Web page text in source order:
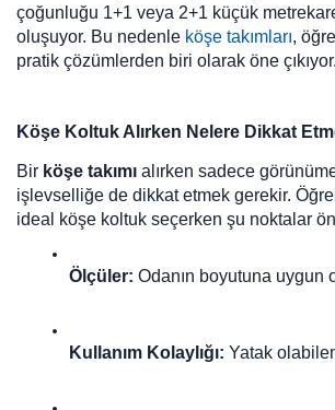
çoğunluğu 1+1 veya 2+1 küçük
oluşuyor. Bu nedenle köşe takımları,
pratik çözümlerden biri olarak öne çıkıyor.
Köşe Koltuk Alırken Nelere Dikkat
Bir köşe takımı alırken sadece
işlevselliğe de dikkat etmek gerekir.
ideal köşe koltuk seçerken şu noktalar
Ölçüler: Odanın boyutuna uygun
Kullanım Kolaylığı: Yatak